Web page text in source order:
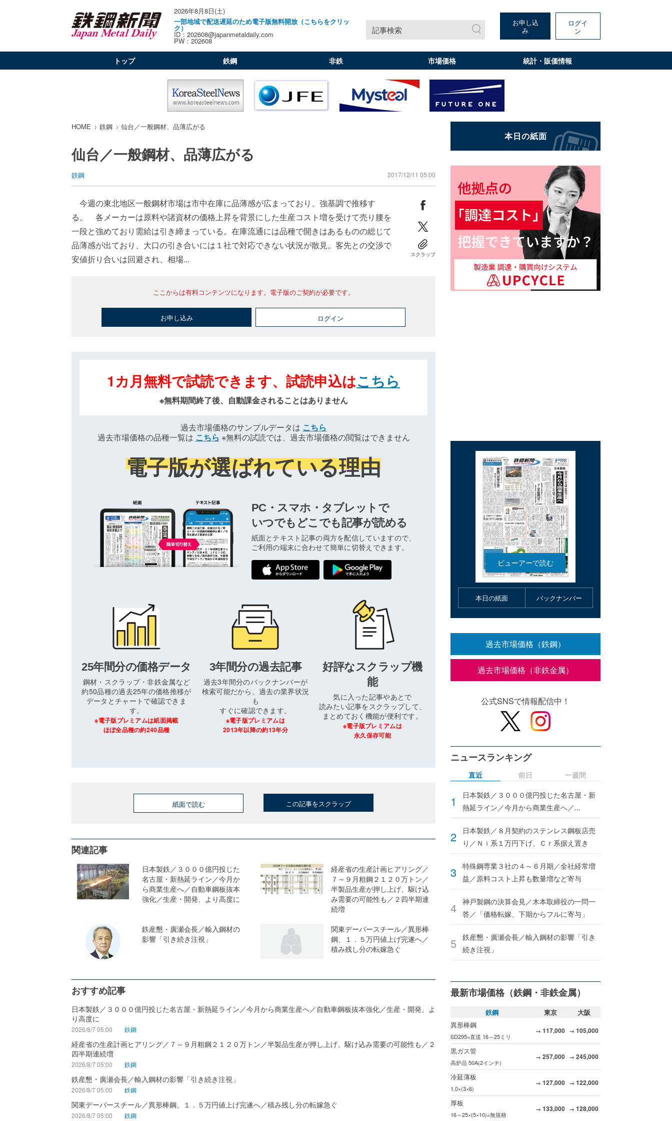
2026年8月8日(土)
一部地域で配送遅延のため電子版無料開放（こちらをクリッ
ク）
ID：202608@japanmetaldaily.com
PW：202608
記事検索
お申し込
み
ログイ
ン
トップ 鉄鋼 非鉄 市場価格 統計・販価情報
HOME 鉄鋼 仙台／一般鋼材、品薄広がる
仙台／一般鋼材、品薄広がる
鉄鋼 2017/12/11 05:00
今週の東北地区一般鋼材市場は市中在庫に品薄感が広まっており、強基調で推移す
る。 各メーカーは原料や諸資材の価格上昇を背景にした生産コスト増を受けて売り腰を
一段と強めており需給は引き締まっている。在庫流通には品種で開きはあるものの総じて
品薄感が出ており、大口の引き合いには１社で対応できない状況が散見。客先との交渉で
安値折り合いは回避され、相場...
スクラップ
ここからは有料コンテンツになります。電子版のご契約が必要です。
お申し込み ログイン
1カ月無料で試読できます、試読申込はこちら
※無料期間終了後、自動課金されることはありません
過去市場価格のサンプルデータは こちら
過去市場価格の品種一覧は こちら ※無料の試読では、過去市場価格の閲覧はできません
電子版が選ばれている理由
PC・スマホ・タブレットで
いつでもどこでも記事が読める
紙面とテキスト記事の両方を配信していますので、
ご利用の端末に合わせて簡単に切替えできます。
25年間分の価格データ
鋼材・スクラップ・非鉄金属など
約50品種の過去25年の価格推移が
データとチャートで確認できま
す。
※電子版プレミアムは紙面掲載
ほぼ全品種の約240品種
3年間分の過去記事
過去3年間分のバックナンバーが
検索可能だから、過去の業界状況
も
すぐに確認できます。
※電子版プレミアムは
2013年以降の約13年分
好評なスクラップ機
能
気に入った記事やあとで
読みたい記事をスクラップして、
まとめておく機能が便利です。
※電子版プレミアムは
永久保存可能
紙面で読む この記事をスクラップ
関連記事
日本製鉄／３０００億円投じた
名古屋・新熱延ライン／今月か
ら商業生産へ／自動車鋼板抜本
強化／生産・開発、より高度に
経産省の生産計画ヒアリング／
７～９月粗鋼２１２０万トン／
半製品生産が押し上げ、駆け込
み需要の可能性も／２四半期連
続増
鉄産懇・廣瀬会長／輸入鋼材の
影響「引き続き注視」
関東デーバースチール／異形棒
鋼、１．５万円値上げ完遂へ／
積み残し分の転嫁急ぐ
おすすめ記事
日本製鉄／３０００億円投じた名古屋・新熱延ライン／今月から商業生産へ／自動車鋼板抜本強化／生産・開発、よ
り高度に
2026/8/7 05:00 鉄鋼
経産省の生産計画ヒアリング／７～９月粗鋼２１２０万トン／半製品生産が押し上げ、駆け込み需要の可能性も／２
四半期連続増
2026/8/7 05:00 鉄鋼
鉄産懇・廣瀬会長／輸入鋼材の影響「引き続き注視」
2026/8/7 05:00 鉄鋼
関東デーバースチール／異形棒鋼、１．５万円値上げ完遂へ／積み残し分の転嫁急ぐ
2026/8/7 05:00 鉄鋼
本日の紙面 バックナンバー
過去市場価格（鉄鋼）
過去市場価格（非鉄金属）
公式SNSで情報配信中！
ニュースランキング
直近
日本製鉄／３０００億円投じた名古屋・新
熱延ライン／今月から商業生産へ／...
日本製鉄／８月契約のステンレス鋼板店売
り／Ｎｉ系１万円下げ、Ｃｒ系据え置き
特殊鋼専業３社の４～６月期／全社経常増
益／原料コスト上昇も数量増など寄与
神戸製鋼の決算会見／木本取締役の一問一
答／「価格転嫁、下期からフルに寄与」
鉄産懇・廣瀬会長／輸入鋼材の影響「引き
続き注視」
前日 一週間
最新市場価格（鉄鋼・非鉄金属）
鉄鋼 東京
大阪
異形棒鋼
SD295=直送 16～25ミリ
→ 117,000 → 105,000
黒ガス管
高炉品 50A(2インチ)
→ 257,000 → 245,000
冷延薄板
1.0×(3×6)
→ 127,000 → 122,000
厚板
16～25×(5×10)=無規格
→ 133,000 → 128,000